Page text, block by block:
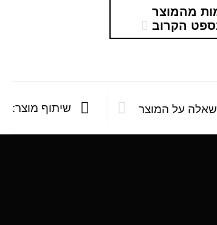
מהמוצר
הקרוב
על המוצר שיתוף מוצר: